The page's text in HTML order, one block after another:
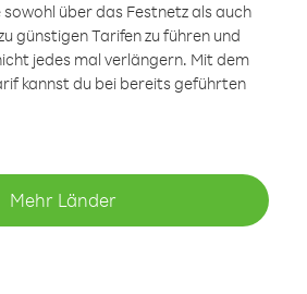
über das Festnetz als auch
günstigen Tarifen zu führen und
jedes mal verlängern. Mit dem
kannst du bei bereits geführten
Mehr Länder